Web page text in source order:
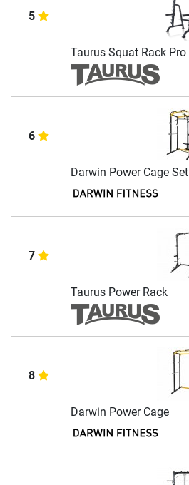
5
Taurus Squat Rack Pro
6
Darwin Power Cage Set
7
Taurus Power Rack
8
Darwin Power Cage